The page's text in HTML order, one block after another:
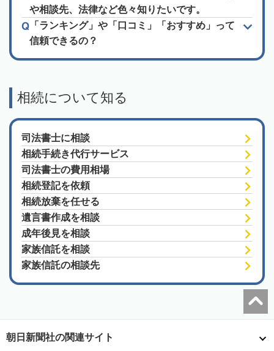
や相談先、法律など色々知りたいです。
「ランキング」や「口コミ」「おすすめ」って
信頼できるの？
相続について知る
司法書士に相談
相続手続き代行サービス
司法書士の費用相場
相続登記を依頼
相続放棄を任せる
遺言書作成を相談
成年後見を相談
家族信託を相談
家族信託の相談先
朝日新聞社の関連サイト